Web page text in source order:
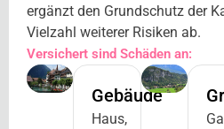
ergänzt den Grundschutz der
Vielzahl weiterer Risiken ab.
Versichert sind Schäden an:
Gebäude
Haus,